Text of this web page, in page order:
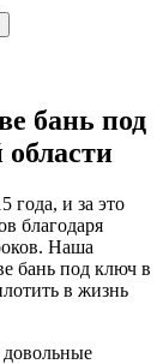
бань под
года, и за это
благодаря
Наша
бань под ключ в
в жизнь